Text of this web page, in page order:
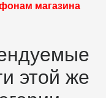
магазина
этой же